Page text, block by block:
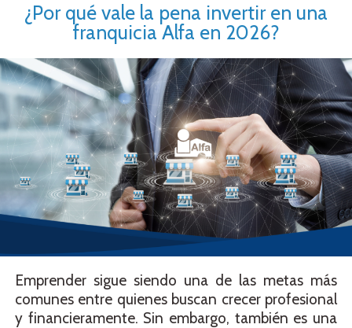
¿Por qué vale la pena invertir en una
franquicia Alfa en 2026?
Emprender sigue siendo una de las metas más
comunes entre quienes buscan crecer profesional
y financieramente. Sin embargo, también es una